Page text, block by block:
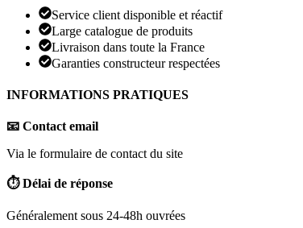
Service client disponible et réactif
Large catalogue de produits
Livraison dans toute la France
Garanties constructeur respectées
INFORMATIONS PRATIQUES
📧 Contact email
Via le formulaire de contact du site
⏱️ Délai de réponse
Généralement sous 24-48h ouvrées